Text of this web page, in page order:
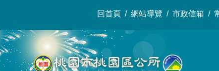
回首頁 網站導覽 市政信箱